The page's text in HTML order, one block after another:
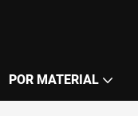
POR MATERIAL